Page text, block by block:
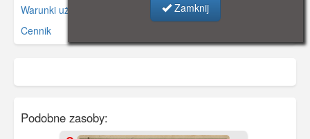
Warunki używania zasobów.
Cennik
Podobne zasoby:
Zamknij